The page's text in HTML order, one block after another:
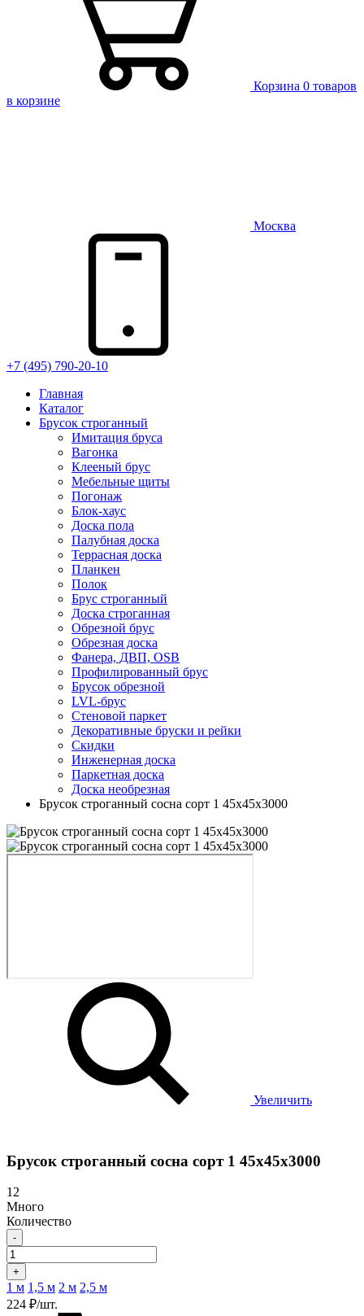
Корзина 0 товаров
в корзине
Москва
+7 (495) 790-20-10
Главная
Каталог
Брусок строганный
Имитация бруса
Вагонка
Клееный брус
Мебельные щиты
Погонаж
Блок-хаус
Доска пола
Палубная доска
Террасная доска
Планкен
Полок
Брус строганный
Доска строганная
Обрезной брус
Обрезная доска
Фанера, ДВП, OSB
Профилированный брус
Брусок обрезной
LVL-брус
Стеновой паркет
Декоративные бруски и рейки
Скидки
Инженерная доска
Паркетная доска
Доска необрезная
Брусок строганный сосна сорт 1 45х45х3000
Увеличить
Брусок строганный сосна сорт 1 45х45х3000
12
Много
Количество
-
+
1 м 1,5 м 2 м 2,5 м
224 ₽/шт.